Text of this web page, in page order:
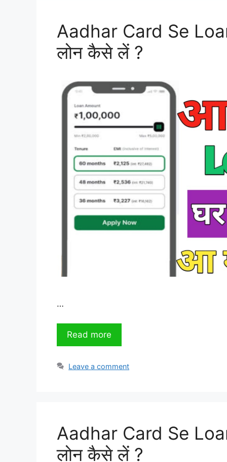
Aadhar Card Se
लोन कैसे लें ?
…
Read more
Leave a comment
Aadhar Card Se
लोन कैसे लें ?